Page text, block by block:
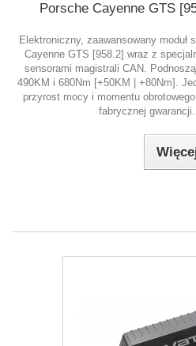
Porsche Cayenne GTS
Elektroniczny, zaawansowany moduł
Cayenne GTS [958.2] wraz z
sensorami magistrali CAN.
490KM i 680Nm [+50KM | +80Nm].
przyrost mocy i momentu
fabrycznej